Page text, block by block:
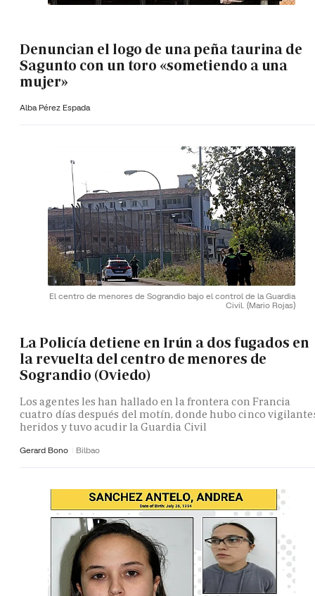
Denuncian el logo de una peña taurina de
Sagunto con un toro «sometiendo a una
mujer»
Alba Pérez Espada
El centro de menores de Sograndio bajo el control de la Guardia
Civil. (Mario Rojas)
La Policía detiene en Irún a dos fugados en
la revuelta del centro de menores de
Sograndio (Oviedo)
Los agentes les han hallado en la frontera con Francia
cuatro días después del motín, donde hubo cinco
heridos y tuvo acudir la Guardia Civil
Gerard Bono Bilbao